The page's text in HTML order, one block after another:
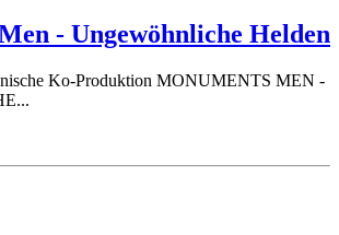
- Ungewöhnliche Helden
Ko-Produktion MONUMENTS MEN -